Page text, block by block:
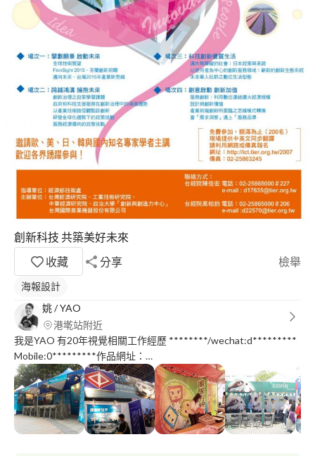
創新科技 共築美好未來
收藏
分享 檢舉
海報設計
姚 / YAO
港墘站附近
我是YAO 有20年視覺相關工作經歷 ********/wechat:d*********
Mobile:0*********作品網址：
https://www.behance.net/dextrayao9f41 // 專長 // 創意策劃、
美術＆分鏡、廣告設計、插圖、IP設計 // 大陸經驗 // 2017-19在
中國各地協助團隊策劃與執行文化轉型項目，如：南京中山文創基
地、青海文旅、西寧市熊貓館、青海力盟商業街...等。 // 經歷 //
味王60週年紀念活動 美術指導 青海省西寧熊貓館 創意策劃與空